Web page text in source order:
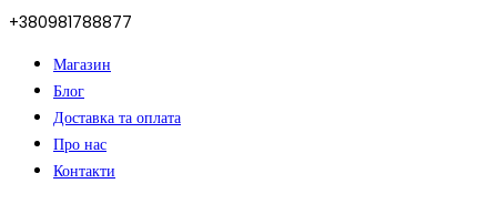
+380981788877
Магазин
Блог
Доставка та оплата
Про нас
Контакти